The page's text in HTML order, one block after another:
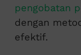
pengobatan
dengan
efektif.